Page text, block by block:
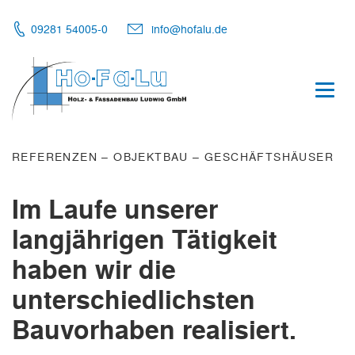
09281 54005-0 info@hofalu.de
REFERENZEN –OBJEKTBAU –GESCHÄFTSHÄUSER
Im Laufe unserer
langjährigen Tätigkeit
haben wir die
unterschiedlichsten
Bauvorhaben realisiert.